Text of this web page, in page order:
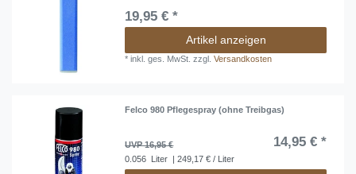
19,95 € *
Artikel anzeigen
*inkl. ges. MwSt. zzgl.Versandkosten
Felco 980 Pflegespray (ohne Treibgas)
UVP 16,95 € 14,95 € *
0.056 Liter | 249,17 € / Liter